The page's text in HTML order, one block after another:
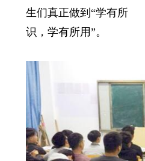
生们真正做到“学有所
识，学有所用”。